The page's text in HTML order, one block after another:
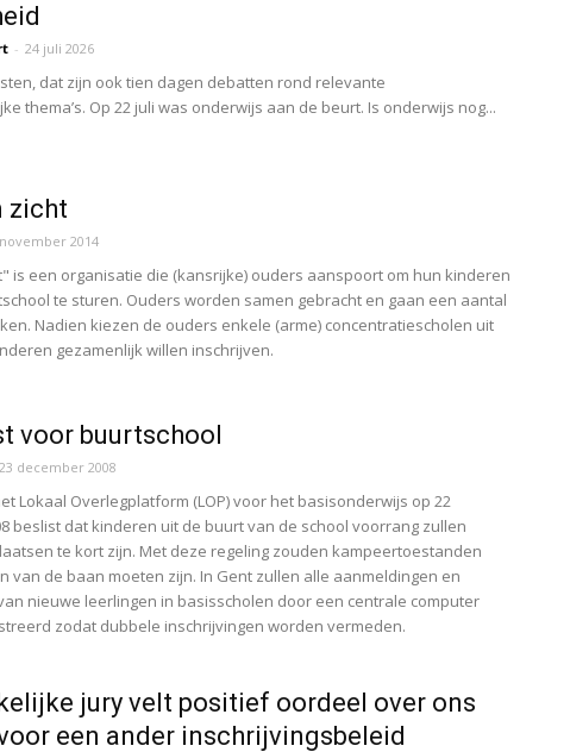
- 24 juli 2026
dat zijn ook tien dagen debatten rond relevante
thema’s. Op 22 juli was onderwijs aan de beurt. Is onderwijs nog...
zicht
2014
is een organisatie die (kansrijke) ouders aanspoort om hun kinderen
te sturen. Ouders worden samen gebracht en gaan een aantal
Nadien kiezen de ouders enkele (arme) concentratiescholen uit
gezamenlijk willen inschrijven.
voor buurtschool
23 december 2008
Lokaal Overlegplatform (LOP) voor het basisonderwijs op 22
beslist dat kinderen uit de buurt van de school voorrang zullen
te kort zijn. Met deze regeling zouden kampeertoestanden
van de baan moeten zijn. In Gent zullen alle aanmeldingen en
nieuwe leerlingen in basisscholen door een centrale computer
zodat dubbele inschrijvingen worden vermeden.
jury velt positief oordeel over ons
een ander inschrijvingsbeleid